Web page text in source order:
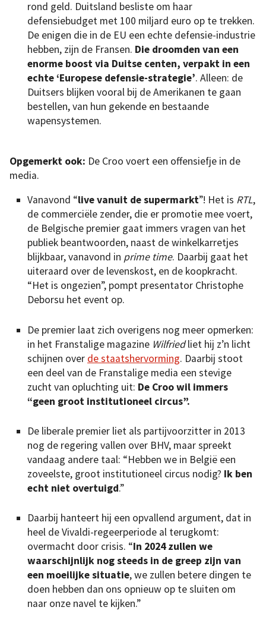
rond geld. Duitsland besliste om haar
defensiebudget met 100 miljard euro op te trekken.
De enigen die in de EU een echte defensie-industrie
hebben, zijn de Fransen. Die droomden van een
enorme boost via Duitse centen, verpakt in een
echte ‘Europese defensie-strategie’. Alleen: de
Duitsers blijken vooral bij de Amerikanen te gaan
bestellen, van hun gekende en bestaande
wapensystemen.
Opgemerkt ook: De Croo voert een offensiefje in de
media.
Vanavond “live vanuit de supermarkt”! Het is RTL,
de commerciële zender, die er promotie mee voert,
de Belgische premier gaat immers vragen van het
publiek beantwoorden, naast de winkelkarretjes
blijkbaar, vanavond in prime time. Daarbij gaat het
uiteraard over de levenskost, en de koopkracht.
“Het is ongezien”, pompt presentator Christophe
Deborsu het event op.
De premier laat zich overigens nog meer opmerken:
in het Franstalige magazine Wilfriedliet hij z’n licht
schijnen over de staatshervorming. Daarbij stoot
een deel van de Franstalige media een stevige
zucht van opluchting uit: De Croo wil immers
“geen groot institutioneel circus”.
De liberale premier liet als partijvoorzitter in 2013
nog de regering vallen over BHV, maar spreekt
vandaag andere taal: “Hebben we in België een
zoveelste, groot institutioneel circus nodig? Ik ben
echt niet overtuigd.”
Daarbij hanteert hij een opvallend argument, dat in
heel de Vivaldi-regeerperiode al terugkomt:
overmacht door crisis. “In 2024 zullen we
waarschijnlijk nog steeds in de greep zijn van
een moeilijke situatie, we zullen betere dingen te
doen hebben dan ons opnieuw op te sluiten om
naar onze navel te kijken.”